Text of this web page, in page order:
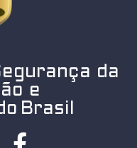
da
e
Brasil